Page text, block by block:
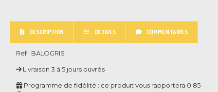
DESCRIPTION DÉTAILS COMMENTAIRES
Ref : BALOGRIS
Livraison 3 à 5 jours ouvrés
Programme de fidélité : ce produit vous rapportera 0.85